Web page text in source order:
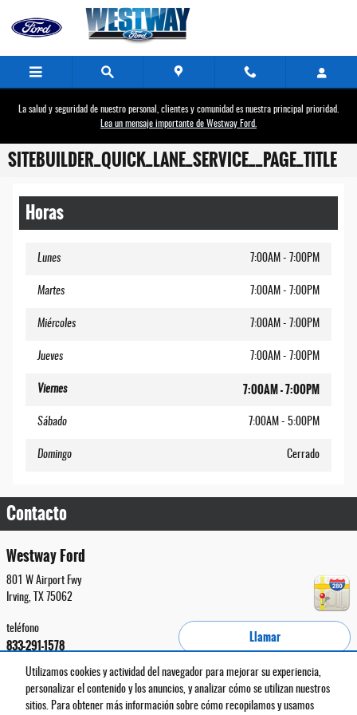
Utilizamos cookies y actividad del navegador para mejorar su experiencia,
personalizar el contenido y los anuncios, y analizar cómo se utilizan nuestros
sitios. Para obtener más información sobre cómo recopilamos y usamos
Saltar al contenido principal
La salud y seguridad de nuestro personal, clientes y comunidad es nuestra principal prioridad.
Lea un mensaje importante de Westway Ford.
SITEBUILDER_QUICK_LANE_SERVICE__PAGE_TITLE
Horas
Lunes 7:00AM - 7:00PM
Martes 7:00AM - 7:00PM
Miércoles 7:00AM - 7:00PM
Jueves 7:00AM - 7:00PM
Viernes 7:00AM - 7:00PM
Sábado 7:00AM - 5:00PM
Domingo Cerrado
Contacto
Westway Ford
801 W Airport Fwy
Irving
TX 75062
Llamar
teléfono
833-291-1578
Instrucciones BHA Contacto Acerca de Privacidad Mapa del sitio